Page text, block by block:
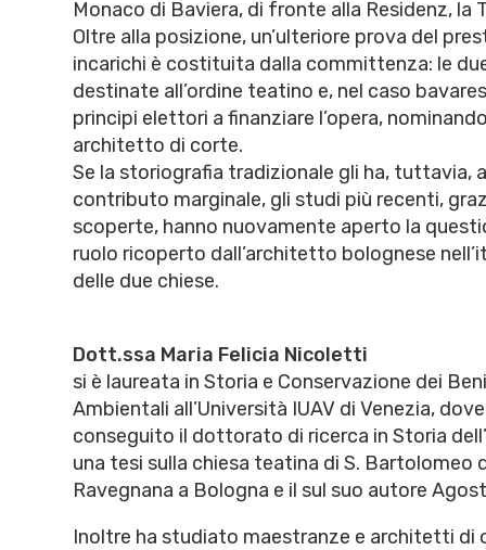
Monaco di Baviera, di fronte alla Residenz, la
Oltre alla posizione, un’ulteriore prova del
incarichi è costituita dalla committenza: le
destinate all’ordine teatino e, nel caso
principi elettori a finanziare l’opera,
architetto di corte.
Se la storiografia tradizionale gli ha, tuttavia,
contributo marginale, gli studi più recenti,
scoperte, hanno nuovamente aperto la
ruolo ricoperto dall’architetto bolognese
delle due chiese.
Dott.ssa Maria Felicia Nicoletti
si è laureata in Storia e Conservazione dei
Ambientali all’Università IUAV di Venezia,
conseguito il dottorato di ricerca in Storia
una tesi sulla chiesa teatina di S. Bartolomeo
Ravegnana a Bologna e il sul suo autore
Inoltre ha studiato maestranze e architetti di